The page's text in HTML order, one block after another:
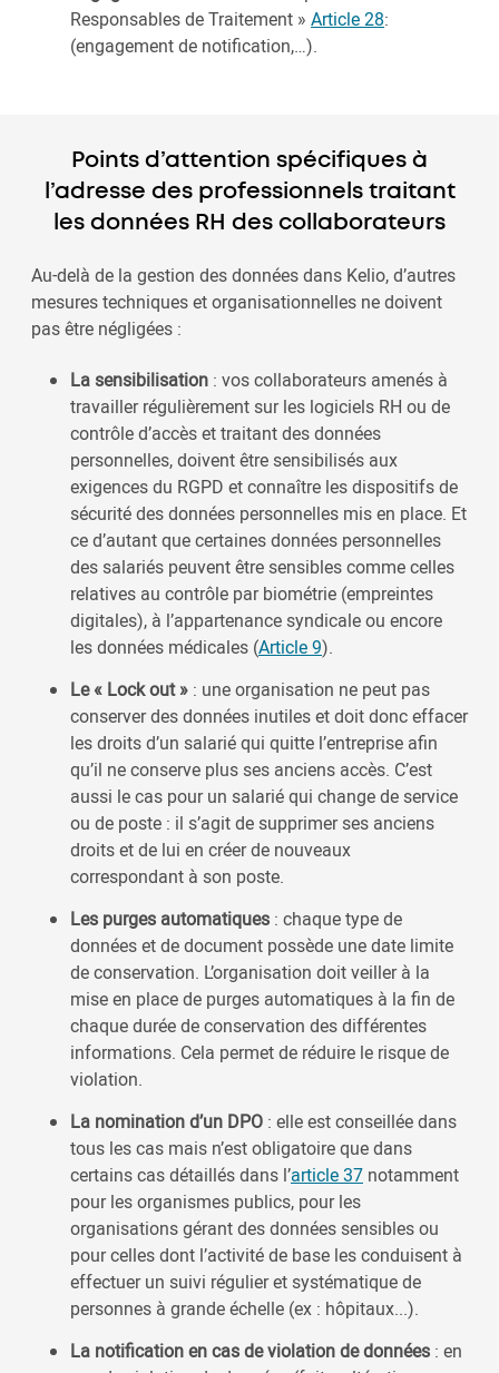
Responsables de Traitement » Article 28:
(engagement de notification,…).
Points d’attention spécifiques à
l’adresse des professionnels traitant
les données RH des collaborateurs
Au-delà de la gestion des données dans Kelio, d’autres
mesures techniques et organisationnelles ne doivent
pas être négligées :
La sensibilisation : vos collaborateurs amenés à
travailler régulièrement sur les logiciels RH ou de
contrôle d’accès et traitant des données
personnelles, doivent être sensibilisés aux
exigences du RGPD et connaître les dispositifs de
sécurité des données personnelles mis en place. Et
ce d’autant que certaines données personnelles
des salariés peuvent être sensibles comme celles
relatives au contrôle par biométrie (empreintes
digitales), à l’appartenance syndicale ou encore
les données médicales (Article 9).
Le « Lock out » : une organisation ne peut pas
conserver des données inutiles et doit donc effacer
les droits d’un salarié qui quitte l’entreprise afin
qu’il ne conserve plus ses anciens accès. C’est
aussi le cas pour un salarié qui change de service
ou de poste : il s’agit de supprimer ses anciens
droits et de lui en créer de nouveaux
correspondant à son poste.
Les purges automatiques : chaque type de
données et de document possède une date limite
de conservation. L’organisation doit veiller à la
mise en place de purges automatiques à la fin de
chaque durée de conservation des différentes
informations. Cela permet de réduire le risque de
violation.
La nomination d’un DPO : elle est conseillée dans
tous les cas mais n’est obligatoire que dans
certains cas détaillés dans l’article 37 notamment
pour les organismes publics, pour les
organisations gérant des données sensibles ou
pour celles dont l’activité de base les conduisent à
effectuer un suivi régulier et systématique de
personnes à grande échelle (ex : hôpitaux...).
La notification en cas de violation de données : en